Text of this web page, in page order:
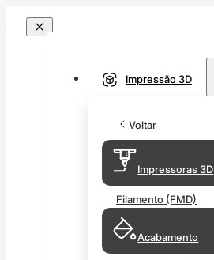
Impressão 3D
Voltar
Impressoras 3D
Filamento (FMD)
Acabamento